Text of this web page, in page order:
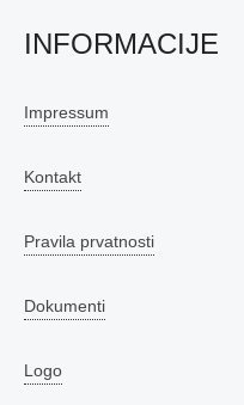
INFORMACIJE
Impressum
Kontakt
Pravila prvatnosti
Dokumenti
Logo